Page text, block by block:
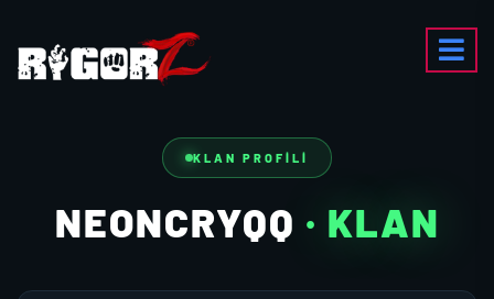
KLAN PROFILI
NEONCRYQQ · KLAN